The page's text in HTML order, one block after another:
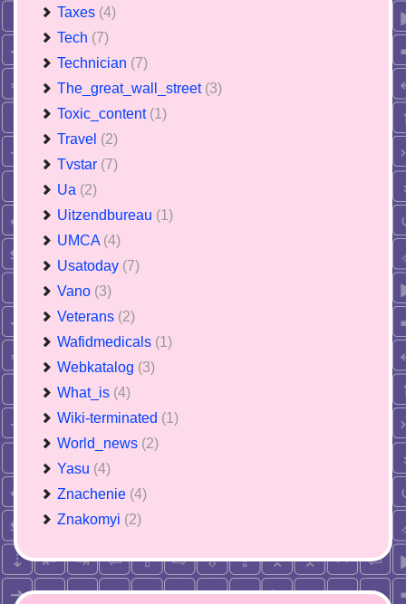
Taxes (4)
Tech (7)
Technician (7)
The_great_wall_street (3)
Toxic_content (1)
Travel (2)
Tvstar (7)
Ua (2)
Uitzendbureau (1)
UMCA (4)
Usatoday (7)
Vano (3)
Veterans (2)
Wafidmedicals (1)
Webkatalog (3)
What_is (4)
Wiki-terminated (1)
World_news (2)
Yasu (4)
Znachenie (4)
Znakomyi (2)